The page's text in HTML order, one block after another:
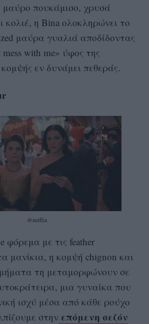
πουκάμισο, χρυσά
κολιέ, η Bina ολοκληρώνει το
μαύρα γυαλιά αποδίδοντας
mess with me» ύφος της
εν δυνάμει πεθεράς.
@netflix
φόρεμα με τις feather
μανίκια, η κομψή chignon και
τη μεταμορφώνουν σε
μια γυναίκα που
ισχύ μέσα από κάθε ρούχο
στην επόμενη σεζόν